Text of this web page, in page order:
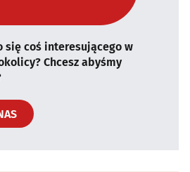
się coś interesującego w
Chcesz abyśmy